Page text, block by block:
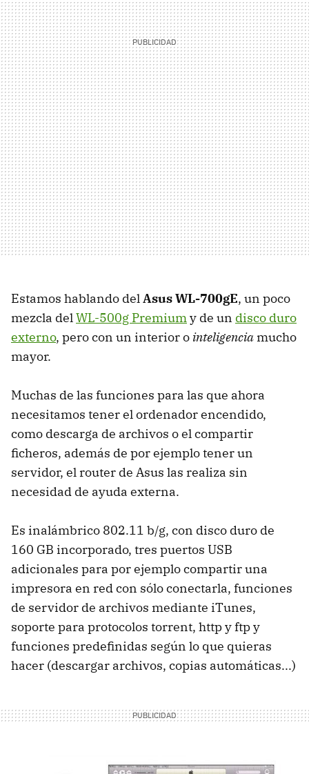
Estamos hablando delAsus WL-700gE, un poco
mezcla delWL-500g Premiumy de un disco duro
externo, pero con un interior o inteligencia mucho
mayor.
Muchas de las funciones para las que ahora
necesitamos tener el ordenador encendido,
como descarga de archivos o el compartir
ficheros, además de por ejemplo tener un
servidor, el router de Asus las realiza sin
necesidad de ayuda externa.
Es inalámbrico 802.11 b/g, con disco duro de
160 GB incorporado, tres puertos USB
adicionales para por ejemplo compartir una
impresora en red con sólo conectarla, funciones
de servidor de archivos mediante iTunes,
soporte para protocolos torrent, http y ftp y
funciones predefinidas según lo que quieras
hacer (descargar archivos, copias automáticas...)